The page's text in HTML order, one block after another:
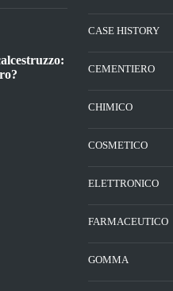
CASE HISTORY
CEMENTIERO
CHIMICO
COSMETICO
ELETTRONICO
FARMACEUTICO
GOMMA